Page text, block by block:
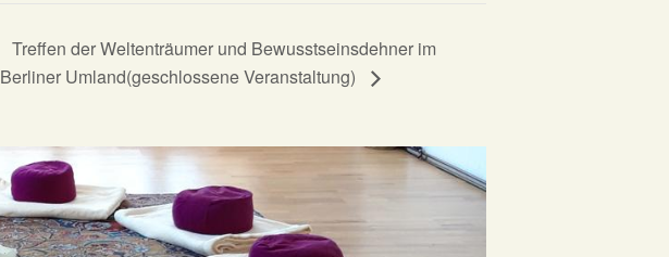
Treffen der Weltenträumer und Bewusstseinsdehner im
Berliner Umland(geschlossene Veranstaltung)